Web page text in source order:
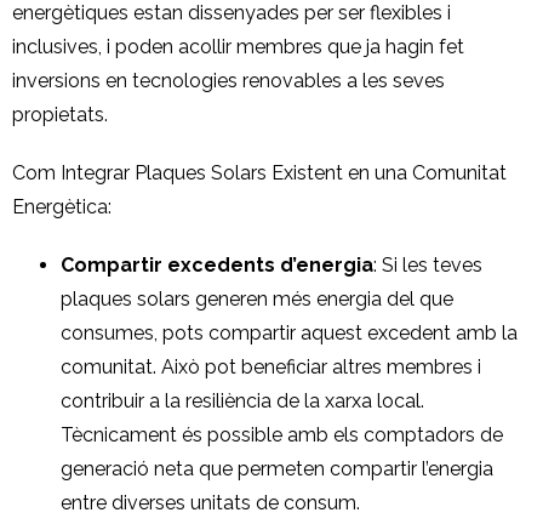
energètiques estan dissenyades per ser flexibles i
inclusives, i poden acollir membres que ja hagin fet
inversions en tecnologies renovables a les seves
propietats.
Com Integrar Plaques Solars Existent en una Comunitat
Energètica:
Compartir excedents d’energia: Si les teves
plaques solars generen més energia del que
consumes, pots compartir aquest excedent amb la
comunitat. Això pot beneficiar altres membres i
contribuir a la resiliència de la xarxa local.
Tècnicament és possible amb els comptadors de
generació neta que permeten compartir l’energia
entre diverses unitats de consum.